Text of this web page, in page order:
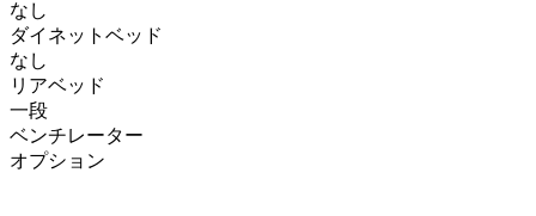
なし
ダイネットベッド
なし
リアベッド
一段
ベンチレーター
オプション